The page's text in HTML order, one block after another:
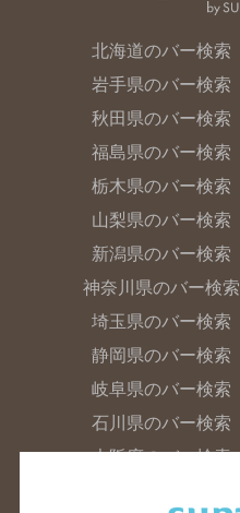
北海道のバー検索
岩手県のバー検索
秋田県のバー検索
福島県のバー検索
栃木県のバー検索
山梨県のバー検索
新潟県のバー検索
神奈川県のバー検索
埼玉県のバー検索
静岡県のバー検索
岐阜県のバー検索
石川県のバー検索
大阪府のバー検索